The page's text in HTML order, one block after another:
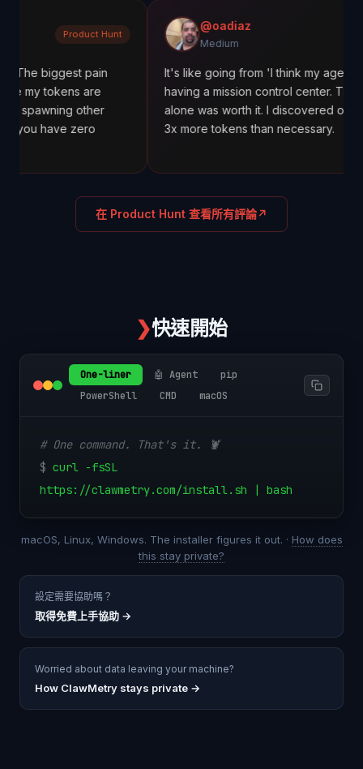
Product Hunt
pain
are
other
zero
@oadiaz
Medium
It's like going from 'I think my agents are
having a mission control center. The cost
alone was worth it. I discovered one agent was
3x more tokens than necessary.
在 Product Hunt 查看所有評論↗
❯快速開始
One-liner 🤖 Agent
pip
PowerShell
CMD macOS
# One command. That's it. 🦞
$ curl -fsSL
https://clawmetry.com/install.sh | bash
macOS, Linux, Windows. The installer figures it out. · How does
this stay private?
設定需要協助嗎？
取得免費上手協助 →
Worried about data leaving your machine?
How ClawMetry stays private →